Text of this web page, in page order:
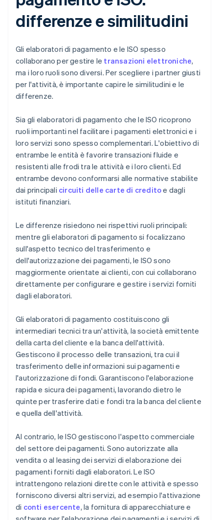
differenze e similitudini
Gli elaboratori di pagamento e le ISO spesso
collaborano per gestire le transazioni elettroniche,
ma i loro ruoli sono diversi. Per scegliere i partner giusti
per l'attività, è importante capire le similitudini e le
differenze.
Sia gli elaboratori di pagamento che le ISO ricoprono
ruoli importanti nel facilitare i pagamenti elettronici e i
loro servizi sono spesso complementari. L'obiettivo di
entrambe le entità è favorire transazioni fluide e
resistenti alle frodi tra le attività e i loro clienti. Ed
entrambe devono conformarsi alle normative stabilite
dai principali circuiti delle carte di creditoe dagli
istituti finanziari.
Le differenze risiedono nei rispettivi ruoli principali:
mentre gli elaboratori di pagamento si focalizzano
sull'aspetto tecnico del trasferimento e
dell'autorizzazione dei pagamenti, le ISO sono
maggiormente orientate ai clienti, con cui collaborano
direttamente per configurare e gestire i servizi forniti
dagli elaboratori.
Gli elaboratori di pagamento costituiscono gli
intermediari tecnici tra un'attività, la società emittente
della carta del cliente e la banca dell'attività.
Gestiscono il processo delle transazioni, tra cui il
trasferimento delle informazioni sui pagamenti e
l'autorizzazione di fondi. Garantiscono l'elaborazione
rapida e sicura dei pagamenti, lavorando dietro le
quinte per trasferire dati e fondi tra la banca del cliente
e quella dell'attività.
Al contrario, le ISO gestiscono l'aspetto commerciale
del settore dei pagamenti. Sono autorizzate alla
vendita o al leasing dei servizi di elaborazione dei
pagamenti forniti dagli elaboratori. Le ISO
intrattengono relazioni dirette con le attività e spesso
forniscono diversi altri servizi, ad esempio l'attivazione
di conti esercente, la fornitura di apparecchiature e